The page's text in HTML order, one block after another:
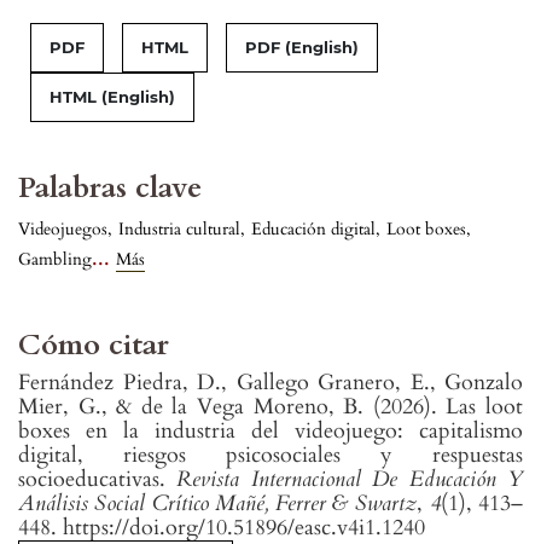
Palabras clave
Videojuegos, Industria cultural, Educación digital, Loot boxes,
Gambling... Más
Cómo citar
Fernández Piedra, D., Gallego Granero, E., Gonzalo
Mier, G., & de la Vega Moreno, B. (2026). Las loot
boxes en la industria del videojuego: capitalismo
digital, riesgos psicosociales y respuestas
socioeducativas.Revista Internacional De Educación Y
Análisis Social Crítico Mañé, Ferrer & Swartz, 4(1), 413–
448. https://doi.org/10.51896/easc.v4i1.1240
PDF HTML PDF (English)
HTML (English)